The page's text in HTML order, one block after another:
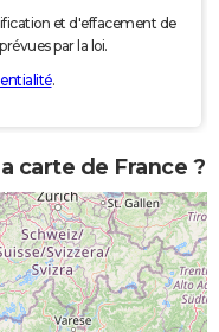
et d'effacement de
par la loi.
.
carte de France ?